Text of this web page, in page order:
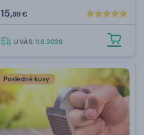
15,99 €
U VÁS:11.8.2026
Posledné kusy